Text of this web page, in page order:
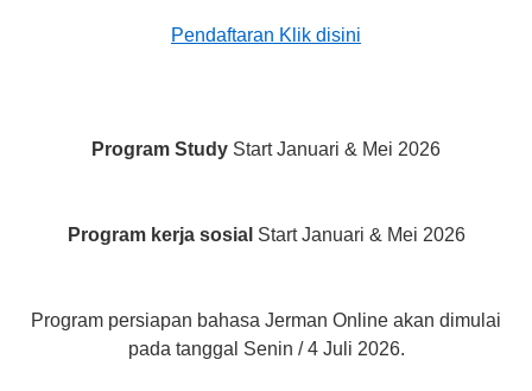
Pendaftaran Klik disini
Program Study Start Januari & Mei 2026
Program kerja sosial Start Januari & Mei 2026
Program persiapan bahasa Jerman Online akan dimulai
pada tanggal Senin / 4 Juli 2026.